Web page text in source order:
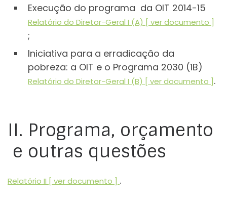
Execução do programa da OIT 2014-15
Relatório do Diretor-Geral I (A) [ ver documento ]
;
Iniciativa para a erradicação da
pobreza: a OIT e o Programa 2030 (1B)
Relatório do Diretor-Geral I (B) [ ver documento ].
II. Programa, orçamento
e outras questões
Relatório II [ ver documento ] .